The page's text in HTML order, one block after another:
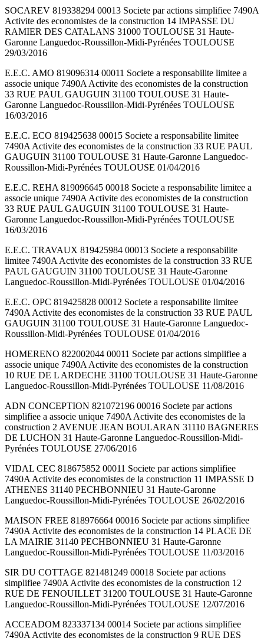
SOCAREV 819338294 00013 Societe par actions simplifiee 7490A
Activite des economistes de la construction 14 IMPASSE DU
RAMIER DES CATALANS 31000 TOULOUSE 31 Haute-
Garonne Languedoc-Roussillon-Midi-Pyrénées TOULOUSE
29/03/2016
E.E.C. AMO 819096314 00011 Societe a responsabilite limitee a
associe unique 7490A Activite des economistes de la construction
33 RUE PAUL GAUGUIN 31100 TOULOUSE 31 Haute-
Garonne Languedoc-Roussillon-Midi-Pyrénées TOULOUSE
16/03/2016
E.E.C. ECO 819425638 00015 Societe a responsabilite limitee
7490A Activite des economistes de la construction 33 RUE PAUL
GAUGUIN 31100 TOULOUSE 31 Haute-Garonne Languedoc-
Roussillon-Midi-Pyrénées TOULOUSE 01/04/2016
E.E.C. REHA 819096645 00018 Societe a responsabilite limitee a
associe unique 7490A Activite des economistes de la construction
33 RUE PAUL GAUGUIN 31100 TOULOUSE 31 Haute-
Garonne Languedoc-Roussillon-Midi-Pyrénées TOULOUSE
16/03/2016
E.E.C. TRAVAUX 819425984 00013 Societe a responsabilite
limitee 7490A Activite des economistes de la construction 33 RUE
PAUL GAUGUIN 31100 TOULOUSE 31 Haute-Garonne
Languedoc-Roussillon-Midi-Pyrénées TOULOUSE 01/04/2016
E.E.C. OPC 819425828 00012 Societe a responsabilite limitee
7490A Activite des economistes de la construction 33 RUE PAUL
GAUGUIN 31100 TOULOUSE 31 Haute-Garonne Languedoc-
Roussillon-Midi-Pyrénées TOULOUSE 01/04/2016
HOMERENO 822002044 00011 Societe par actions simplifiee a
associe unique 7490A Activite des economistes de la construction
10 RUE DE L ARDECHE 31100 TOULOUSE 31 Haute-Garonne
Languedoc-Roussillon-Midi-Pyrénées TOULOUSE 11/08/2016
ADN CONCEPTION 821072196 00016 Societe par actions
simplifiee a associe unique 7490A Activite des economistes de la
construction 2 AVENUE JEAN BOULARAN 31110 BAGNERES
DE LUCHON 31 Haute-Garonne Languedoc-Roussillon-Midi-
Pyrénées TOULOUSE 27/06/2016
VIDAL CEC 818675852 00011 Societe par actions simplifiee
7490A Activite des economistes de la construction 11 IMPASSE D
ATHENES 31140 PECHBONNIEU 31 Haute-Garonne
Languedoc-Roussillon-Midi-Pyrénées TOULOUSE 26/02/2016
MAISON FREE 818976664 00016 Societe par actions simplifiee
7490A Activite des economistes de la construction 14 PLACE DE
LA MAIRIE 31140 PECHBONNIEU 31 Haute-Garonne
Languedoc-Roussillon-Midi-Pyrénées TOULOUSE 11/03/2016
SIR DU COTTAGE 821481249 00018 Societe par actions
simplifiee 7490A Activite des economistes de la construction 12
RUE DE FENOUILLET 31200 TOULOUSE 31 Haute-Garonne
Languedoc-Roussillon-Midi-Pyrénées TOULOUSE 12/07/2016
ACCEADOM 823337134 00014 Societe par actions simplifiee
7490A Activite des economistes de la construction 9 RUE DES